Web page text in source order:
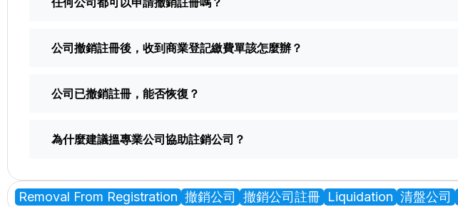
公司撤銷註冊後，收到商業登記繳費單該怎麼辦？
公司已撤銷註冊，能否恢復？
為什麼建議搵專業公司協助註銷公司？
Removal From Registration 撤銷公司 撤銷公司註冊 Liquidation 清盤公司